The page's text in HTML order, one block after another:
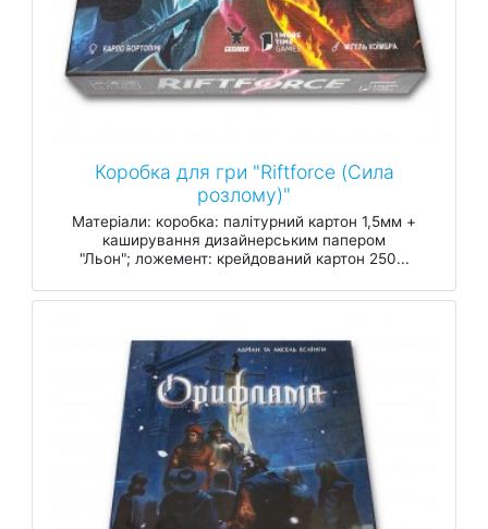
Коробка для гри "Riftforce (Сила
розлому)"
Матеріали: коробка: палітурний картон 1,5мм +
каширування дизайнерським папером
"Льон"; ложемент: крейдований картон 250...